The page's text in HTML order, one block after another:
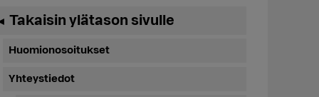
Takaisin ylätason sivulle
Huomionosoitukset
Yhteystiedot